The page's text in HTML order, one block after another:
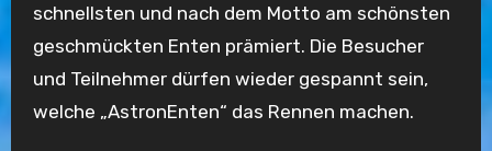
schnellsten und nach dem Motto am schönsten
geschmückten Enten prämiert. Die Besucher
und Teilnehmer dürfen wieder gespannt sein,
welche „AstronEnten“ das Rennen machen.